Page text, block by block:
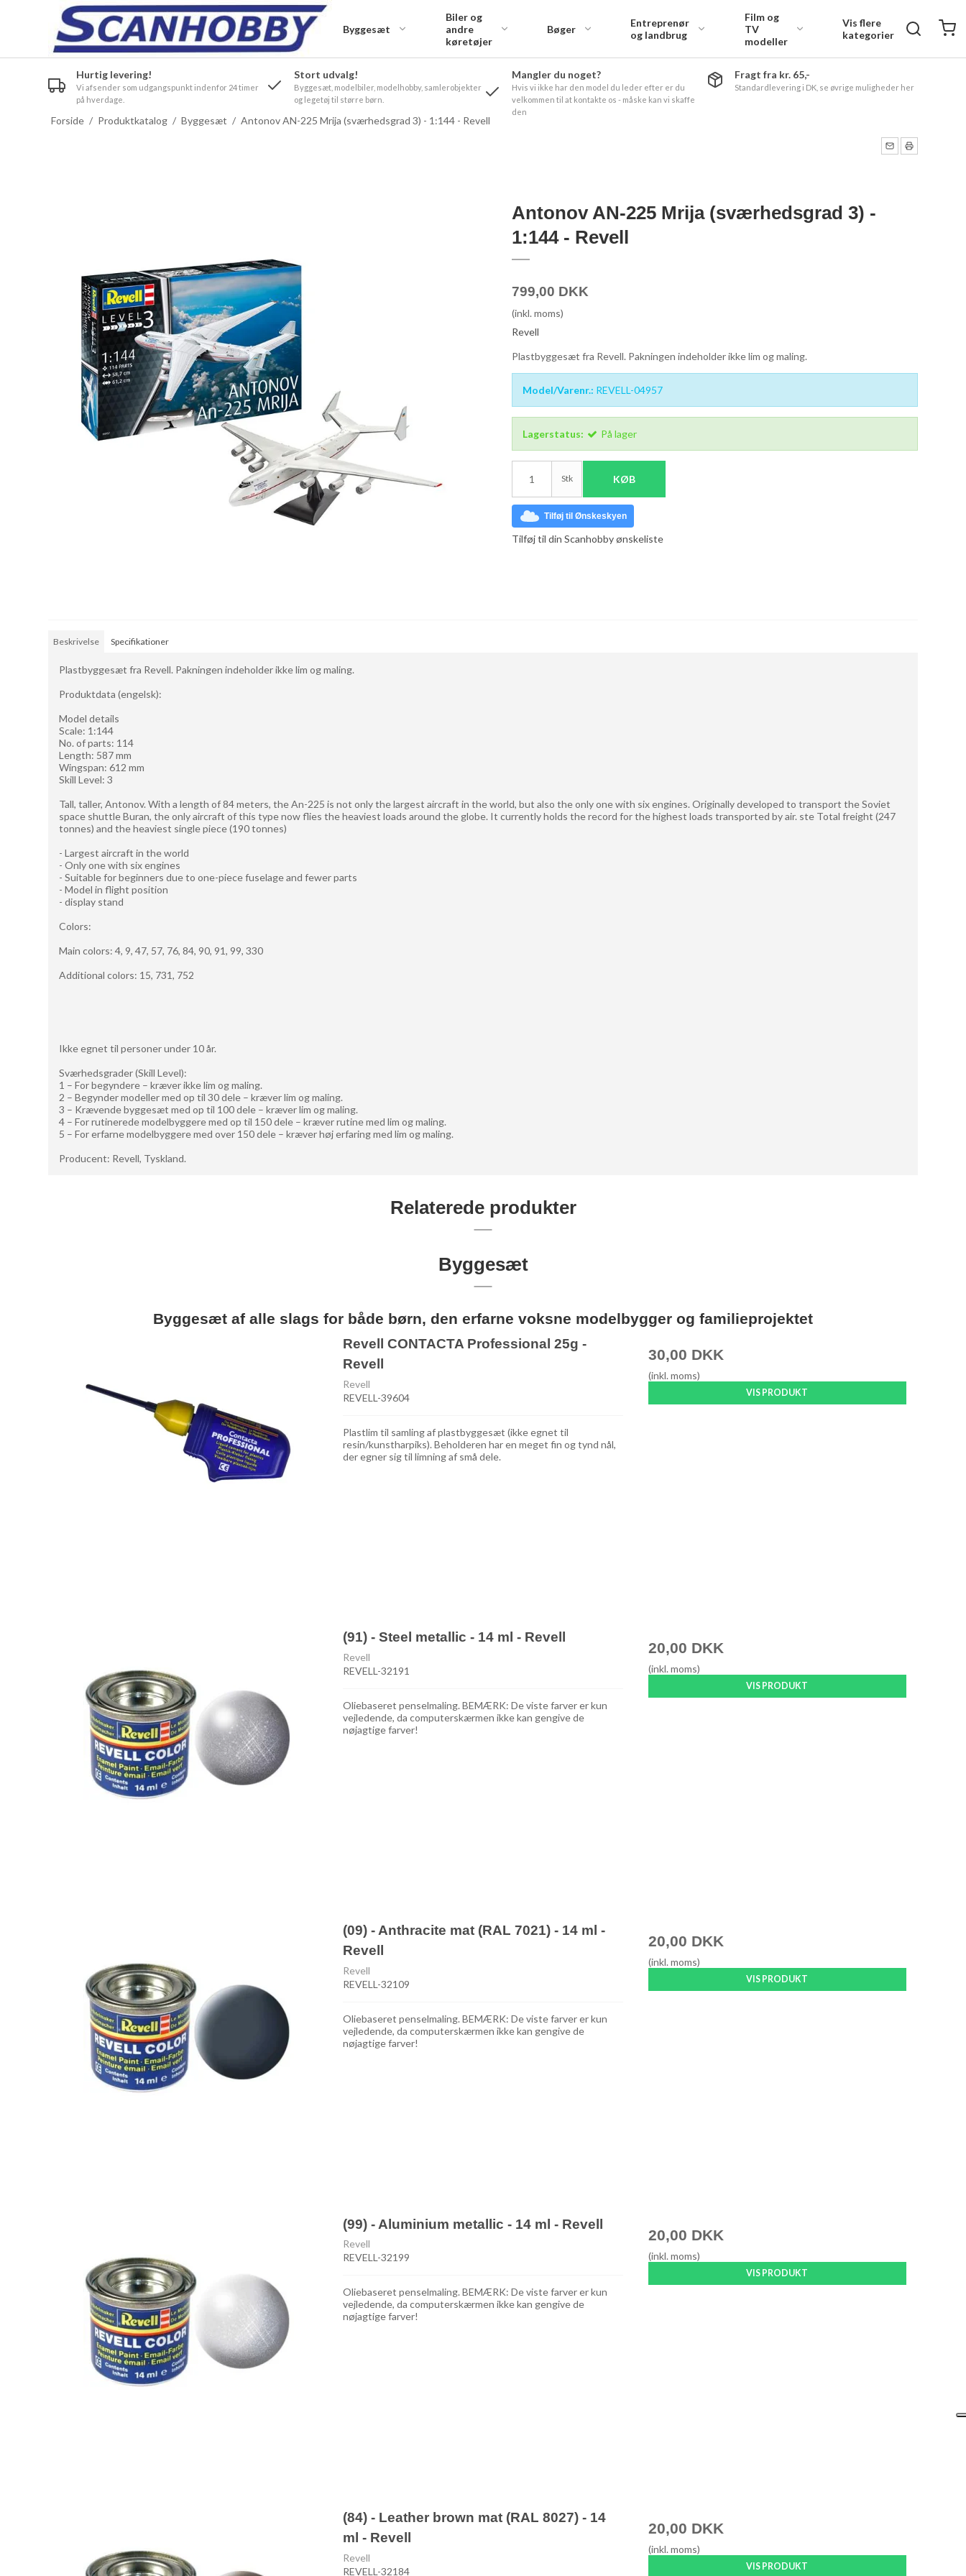
Byggesæt
Biler og
andre
køretøjer
Bøger
Entreprenør
og landbrug
Film og
TV
modeller
Vis flere
kategorier
Hurtig levering!
Vi afsender som udgangspunkt indenfor 24 timer
på hverdage.
Stort udvalg!
Byggesæt, modelbiler, modelhobby, samlerobjekter
og legetøj til større børn.
Mangler du noget?
Hvis vi ikke har den model du leder efter er du
velkommen til at kontakte os - måske kan vi skaffe
den
Fragt fra kr. 65,-
Standardlevering i DK, se øvrige muligheder her
Forside / Produktkatalog / Byggesæt / Antonov AN-225 Mrija (sværhedsgrad 3) - 1:144 - Revell
Antonov AN-225 Mrija (sværhedsgrad 3) -
1:144 - Revell
799,00 DKK
(inkl. moms)
Revell
Plastbyggesæt fra Revell. Pakningen indeholder ikke lim og maling.
Model/Varenr.: REVELL-04957
Lagerstatus: På lager
Stk KØB
Tilføj til Ønskeskyen
Tilføj til din Scanhobby ønskeliste
Beskrivelse Specifikationer
Plastbyggesæt fra Revell. Pakningen indeholder ikke lim og maling.
Produktdata (engelsk):
Model details
Scale: 1:144
No. of parts: 114
Length: 587 mm
Wingspan: 612 mm
Skill Level: 3
Tall, taller, Antonov. With a length of 84 meters, the An-225 is not only the largest aircraft in the world, but also the only one with six engines. Originally developed to transport the Soviet
space shuttle Buran, the only aircraft of this type now flies the heaviest loads around the globe. It currently holds the record for the highest loads transported by air. ste Total freight (247
tonnes) and the heaviest single piece (190 tonnes)
- Largest aircraft in the world
- Only one with six engines
- Suitable for beginners due to one-piece fuselage and fewer parts
- Model in flight position
- display stand
Colors:
Main colors: 4, 9, 47, 57, 76, 84, 90, 91, 99, 330
Additional colors: 15, 731, 752
Ikke egnet til personer under 10 år.
Sværhedsgrader (Skill Level):
1 – For begyndere – kræver ikke lim og maling.
2 – Begynder modeller med op til 30 dele – kræver lim og maling.
3 – Krævende byggesæt med op til 100 dele – kræver lim og maling.
4 – For rutinerede modelbyggere med op til 150 dele – kræver rutine med lim og maling.
5 – For erfarne modelbyggere med over 150 dele – kræver høj erfaring med lim og maling.
Producent: Revell, Tyskland.
Relaterede produkter
Byggesæt
Byggesæt af alle slags for både børn, den erfarne voksne modelbygger og familieprojektet
Revell CONTACTA Professional 25g -
Revell
Revell
REVELL-39604
Plastlim til samling af plastbyggesæt (ikke egnet til
resin/kunstharpiks). Beholderen har en meget fin og tynd nål,
der egner sig til limning af små dele.
30,00 DKK
(inkl. moms)
VIS PRODUKT
(91) - Steel metallic - 14 ml - Revell
Revell
REVELL-32191
Oliebaseret penselmaling. BEMÆRK: De viste farver er kun
vejledende, da computerskærmen ikke kan gengive de
nøjagtige farver!
20,00 DKK
(inkl. moms)
VIS PRODUKT
(09) - Anthracite mat (RAL 7021) - 14 ml -
Revell
Revell
REVELL-32109
Oliebaseret penselmaling. BEMÆRK: De viste farver er kun
vejledende, da computerskærmen ikke kan gengive de
nøjagtige farver!
20,00 DKK
(inkl. moms)
VIS PRODUKT
(99) - Aluminium metallic - 14 ml - Revell
Revell
REVELL-32199
Oliebaseret penselmaling. BEMÆRK: De viste farver er kun
vejledende, da computerskærmen ikke kan gengive de
nøjagtige farver!
20,00 DKK
(inkl. moms)
VIS PRODUKT
(84) - Leather brown mat (RAL 8027) - 14
ml - Revell
Revell
REVELL-32184
20,00 DKK
(inkl. moms)
VIS PRODUKT